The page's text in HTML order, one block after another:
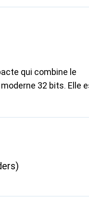
qui combine le
32 bits. Elle